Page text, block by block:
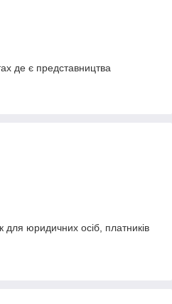
де є представництва
для юридичних осіб, платників